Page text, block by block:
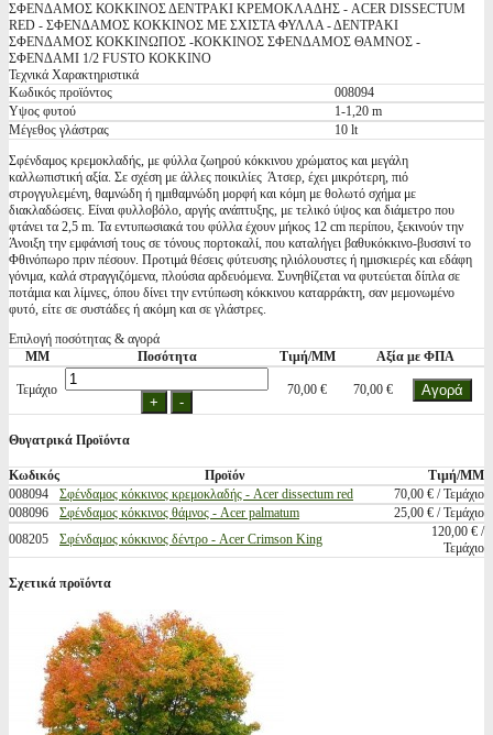
ΣΦΕΝΔΑΜΟΣ ΚΟΚΚΙΝΟΣ ΔΕΝΤΡΑΚΙ ΚΡΕΜΟΚΛΑΔΗΣ - ACER DISSECTUM
RED - ΣΦΕΝΔΑΜΟΣ ΚΟΚΚΙΝΟΣ ΜΕ ΣΧΙΣΤΑ ΦΥΛΛΑ - ΔΕΝΤΡΑΚΙ
ΣΦΕΝΔΑΜΟΣ ΚΟΚΚΙΝΩΠΟΣ -ΚΟΚΚΙΝΟΣ ΣΦΕΝΔΑΜΟΣ ΘΑΜΝΟΣ -
ΣΦΕΝΔΑΜΙ 1/2 FUSTO ΚΟΚΚΙΝΟ
Τεχνικά Χαρακτηριστικά
Κωδικός προϊόντος
008094
Υψος φυτού
1-1,20 m
Μέγεθος γλάστρας
10 lt
Σφένδαμος κρεμοκλαδής, με φύλλα ζωηρού κόκκινου χρώματος και μεγάλη
καλλωπιστική αξία. Σε σχέση με άλλες ποικιλίες Άτσερ, έχει μικρότερη, πιό
στρογγυλεμένη, θαμνώδη ή ημιθαμνώδη μορφή και κόμη με θολωτό σχήμα με
διακλαδώσεις. Είναι φυλλοβόλο, αργής ανάπτυξης, με τελικό ύψος και διάμετρο που
φτάνει τα 2,5 m. Τα εντυπωσιακά του φύλλα έχουν μήκος 12 cm περίπου, ξεκινούν την
Άνοιξη την εμφάνισή τους σε τόνους πορτοκαλί, που καταλήγει βαθυκόκκινο-βυσσινί το
Φθινόπωρο πριν πέσουν. Προτιμά θέσεις φύτευσης ηλιόλουστες ή ημισκιερές και εδάφη
γόνιμα, καλά στραγγιζόμενα, πλούσια αρδευόμενα. Συνηθίζεται να φυτεύεται δίπλα σε
ποτάμια και λίμνες, όπου δίνει την εντύπωση κόκκινου καταρράκτη, σαν μεμονωμένο
φυτό, είτε σε συστάδες ή ακόμη και σε γλάστρες.
Επιλογή ποσότητας & αγορά
ΜΜ
Ποσότητα Τιμή/ΜΜ Αξία με ΦΠΑ
Τεμάχιο 70,00 € 70,00 €
Θυγατρικά Προϊόντα
Κωδικός Προϊόν
Τιμή/ΜΜ
008094
Σφένδαμος κόκκινος κρεμοκλαδής - Acer dissectum red
70,00 € / Τεμάχιο
008096
Σφένδαμος κόκκινος θάμνος - Acer palmatum
25,00 € / Τεμάχιο
008205
Σφένδαμος κόκκινος δέντρο - Acer Crimson King
120,00 € /
Τεμάχιο
Σχετικά προϊόντα